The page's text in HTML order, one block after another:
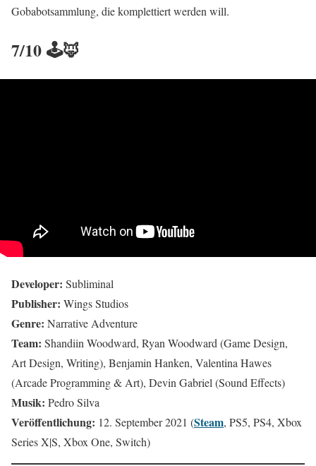
Gobabotsammlung, die komplettiert werden will.
7/10 🕹️🦊
Developer: Subliminal
Publisher: Wings Studios
Genre: Narrative Adventure
Team: Shandiin Woodward, Ryan Woodward (Game Design,
Art Design, Writing), Benjamin Hanken, Valentina Hawes
(Arcade Programming & Art), Devin Gabriel (Sound Effects)
Musik: Pedro Silva
Veröffentlichung: 12. September 2021 (Steam, PS5, PS4, Xbox
Series X|S, Xbox One, Switch)